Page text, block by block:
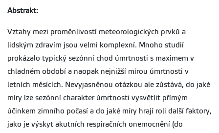
Abstrakt:
Vztahy mezi proměnlivostí meteorologických prvků a
lidským zdravím jsou velmi komplexní. Mnoho studií
prokázalo typický sezónní chod úmrtnosti s maximem v
chladném období a naopak nejnižší mírou úmrtnosti v
letních měsících. Nevyjasněnou otázkou ale zůstává, do jaké
míry lze sezónní charakter úmrtnosti vysvětlit přímým
účinkem zimního počasí a do jaké míry hrají roli další faktory,
jako je výskyt akutních respiračních onemocnění (do